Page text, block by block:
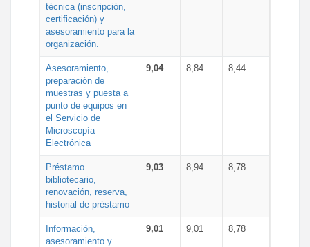
técnica (inscripción,
certificación) y
asesoramiento para la
organización.
Asesoramiento,
preparación de
muestras y puesta a
punto de equipos en
el Servicio de
Microscopía
Electrónica
9,04 8,84 8,44
Préstamo
bibliotecario,
renovación, reserva,
historial de préstamo
9,03 8,94 8,78
Información,
asesoramiento y
9,01 9,01 8,78